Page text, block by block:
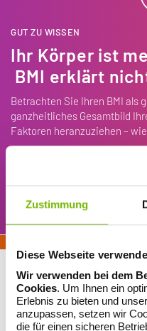
Zustimmung
Diese Webseite
Wir verwenden bei dem
Cookies. Um Ihnen ein
Erlebnis zu bieten und
anzupassen, setzen wir
die für einen sicheren
GUT ZU WISSEN
Ihr Körper ist
BMI erklärt
Betrachten Sie Ihren BMI als
ganzheitliches Gesamtbild
Faktoren heranzuziehen –
Muskel- und Fettmasse
Muskelmasse kann der BMI
Übergewicht liegen.
Ihrem Arzt oder Ihrer Ärztin.
Ihr Ergebnis – und was
Viele Menschen wünschen
Selbstvertrauen im Spiegel
den Kindern. Egal, was die
wo Sie gerade stehen. Den